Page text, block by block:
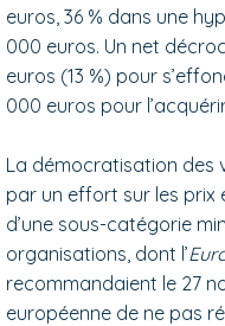
euros, 36 % dans une
000 euros. Un net
euros (13 %) pour
000 euros pour
La démocratisation des
par un effort sur les prix
d’une sous-catégorie
organisations, dont l’
recommandaient le 27
européenne de ne pas